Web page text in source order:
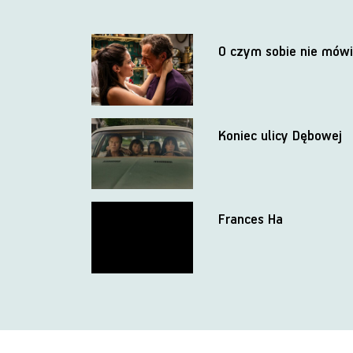
O czym sobie nie
Koniec ulicy Dębowej
Frances Ha